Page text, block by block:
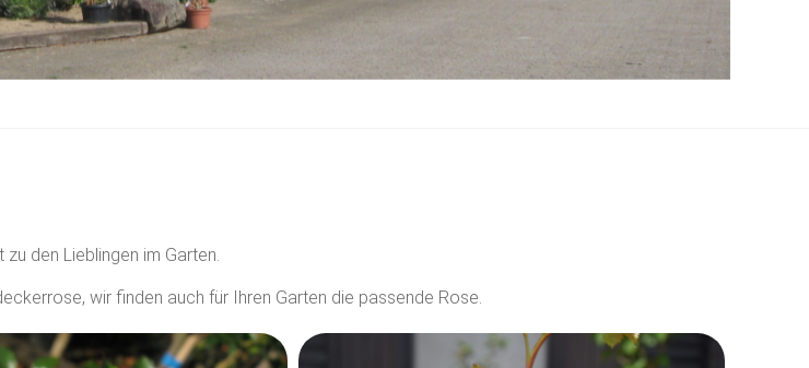
den Lieblingen im Garten.
wir finden auch für Ihren Garten die passende Rose.